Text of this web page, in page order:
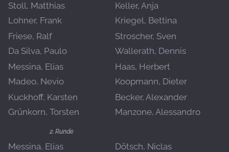
Stoll, Matthias
Lohner, Frank
Keller, Anja
Kriegel, Bettina
Friese, Ralf
Da Silva, Paulo
Stroscher, Sven
Wallerath, Dennis
Messina, Elias
Madeo, Nevio
Haas, Herbert
Koopmann, Dieter
Kuckhoff, Karsten
Grünkorn, Torsten
Becker, Alexander
Manzone, Alessandro
2. Runde
Messina, Elias
Dötsch, Niclas